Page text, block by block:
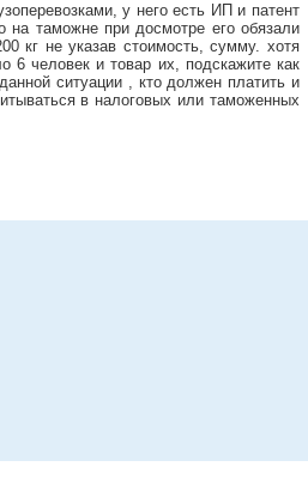
у него есть ИП и патент
на таможне при досмотре его обязали
кг не указав стоимость, сумму. хотя
6 человек и товар их, подскажите как
ситуации , кто должен платить и
в налоговых или таможенных